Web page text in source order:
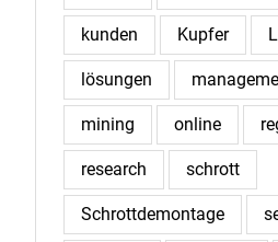
kunden Kupfer
lösungen
mining online
research schrott
Schrottdemontage